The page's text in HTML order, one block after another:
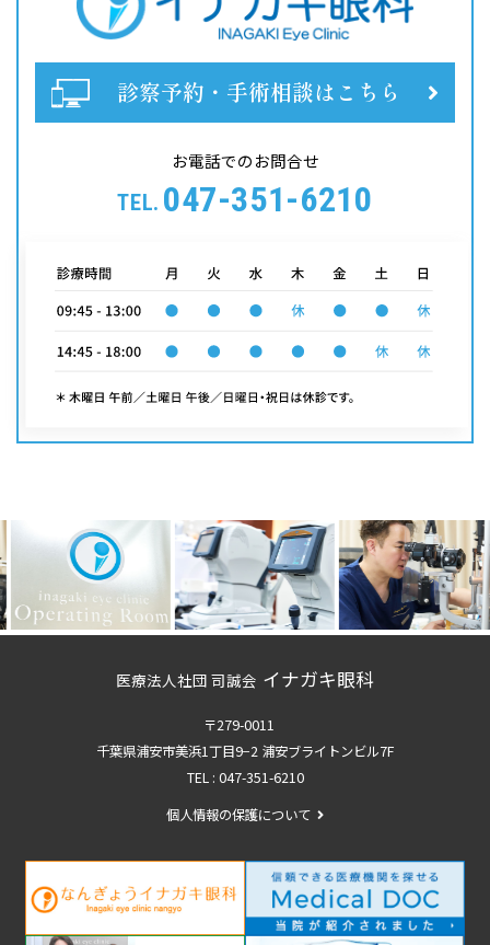
診察予約・手術相談はこちら
お電話でのお問合せ
TEL. 047-351-6210
医療法人社団 司誠会 イナガキ眼科
〒279-0011
千葉県浦安市美浜1丁目9−2 浦安ブライトンビル7F
TEL : 047-351-6210
個人情報の保護について